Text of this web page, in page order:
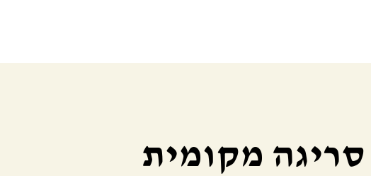
סריגה מקומית